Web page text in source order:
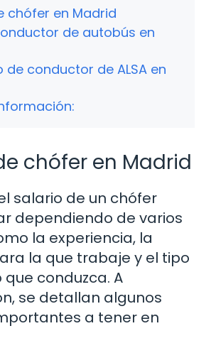
chófer en Madrid
de autobús en
de conductor de ALSA en
chófer en Madrid
salario de un chófer
dependiendo de varios
la experiencia, la
la que trabaje y el tipo
conduzca. A
se detallan algunos
a tener en